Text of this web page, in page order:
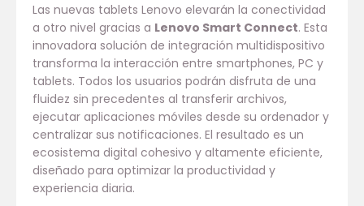
Las nuevas tablets Lenovo elevarán la conectividad
a otro nivel gracias a Lenovo Smart Connect. Esta
innovadora solución de integración multidispositivo
transforma la interacción entre smartphones, PC y
tablets. Todos los usuarios podrán disfruta de una
fluidez sin precedentes al transferir archivos,
ejecutar aplicaciones móviles desde su ordenador y
centralizar sus notificaciones. El resultado es un
ecosistema digital cohesivo y altamente eficiente,
diseñado para optimizar la productividad y
experiencia diaria.